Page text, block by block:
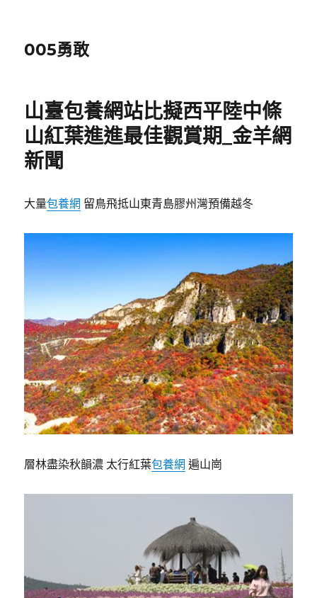
005勇敢
山臺包養網站比擬西平陸中條
山紅葉進進最佳觀賞期_金羊網
新聞
大量包養網 留鳥飛抵山東青島膠州灣預備越冬
層林盡染秋韻濃 太行紅葉包養網 遍山崗